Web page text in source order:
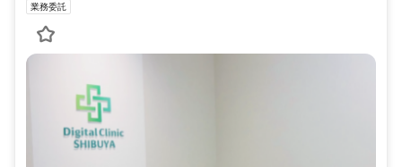
業務委託